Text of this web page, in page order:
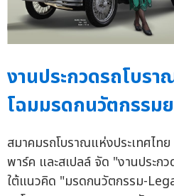
งานประกวดรถโบร
โฉมมรดกนวัตกรรม
สมาคมรถโบราณแห่งประเทศไท
พาร์ค และสเปลล์ จัด "งานประก
ใต้แนวคิด "มรดกนวัตกรรม-